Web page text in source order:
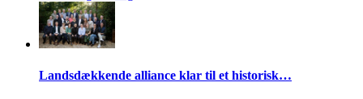
Landsdækkende alliance klar til et historisk…